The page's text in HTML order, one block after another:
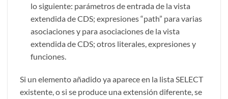
lo siguiente: parámetros de entrada de la vista
extendida de CDS; expresiones “path” para varias
asociaciones y para asociaciones de la vista
extendida de CDS; otros literales, expresiones y
funciones.
Si un elemento añadido ya aparece en la lista SELECT
existente, o si se produce una extensión diferente, se